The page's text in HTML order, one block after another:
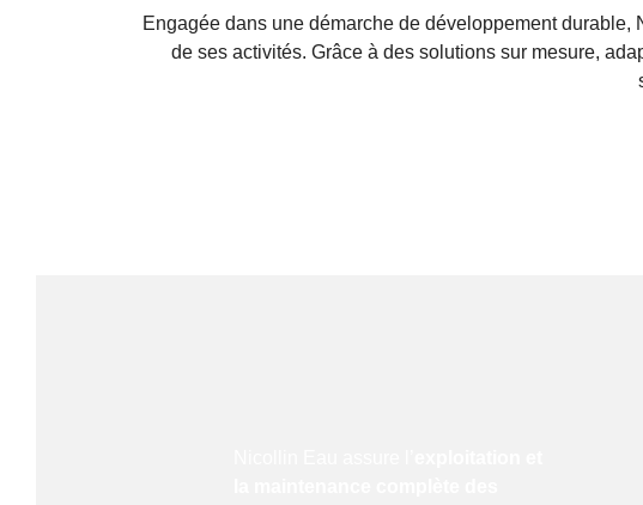
Engagée dans une démarche de développement durable,
de ses activités. Grâce à des solutions sur mesure,